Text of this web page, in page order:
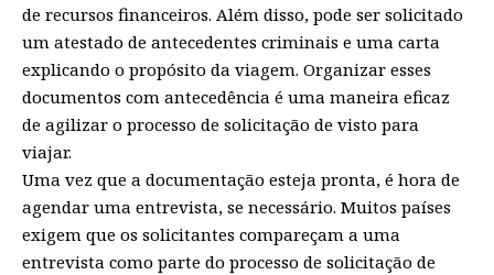
de recursos financeiros. Além disso, pode ser solicitado
um atestado de antecedentes criminais e uma carta
explicando o propósito da viagem. Organizar esses
documentos com antecedência é uma maneira eficaz
de agilizar o processo de solicitação de visto para
viajar.
Uma vez que a documentação esteja pronta, é hora de
agendar uma entrevista, se necessário. Muitos países
exigem que os solicitantes compareçam a uma
entrevista como parte do processo de solicitação de